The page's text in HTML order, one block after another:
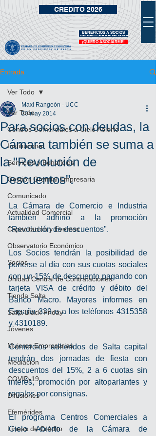
¡QUIERO ASOCIARME!
VIDRIERA DE BENEFICIOS
BENEFICIOS A SOCIOS
CREDITO 2026
Entrada
Ver Todo
Centros Comerciales a Cielo Abierto
Institucional
Servicios y Beneficios
Gestión Gremial Empresaria
Comunicado
Actualidad Comercial
Capacitación y Eventos
Observatorio Económico
Socios
Unidad Central de Contrataciones
Tienda Salta
Salta Black Friday
Jóvenes
Mujeres Empresarias
Mediación
COVID-19
Difusiones
Efemérides
Líneas de Crédito
Ver Todo
Para socios con deudas, la
Cámara también se suma a
la "Revolución de
Descuentos".
Maxi Rangeón - UCC
20 may 2014
La Cámara de Comercio e Industria
también adhirió a la promoción
"Revolución de descuentos".
Los Socios tendrán la posibilidad de
ponerse al día con sus cuotas sociales
con un 15% de descuento pagando con
tarjeta VISA de crédito y débito del
Banco Macro. Mayores informes en
España 339 o a los teléfonos 4315358
y 4310189.
Comercios adheridos de Salta capital
tendrán dos jornadas de fiesta con
descuentos del 15%, 2 a 6 cuotas sin
interés, promoción por altoparlantes y
regalos por consignas.
El programa Centros Comerciales a
Cielo Abierto de la Cámara de